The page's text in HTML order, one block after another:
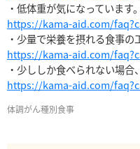
https://kama-aid.com/
https://kama-aid.com/
https://kama-aid.com/
体調がん種別食事